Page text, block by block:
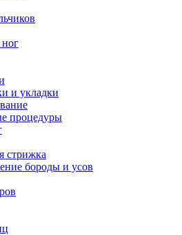
ног
и укладки
процедуры
стрижка
бороды и усов